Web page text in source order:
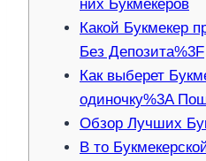
них Букмекеров
Какой Букмекер
Без Депозита%3F
Как выберет
одиночку%3A
Обзор Лучших
В то